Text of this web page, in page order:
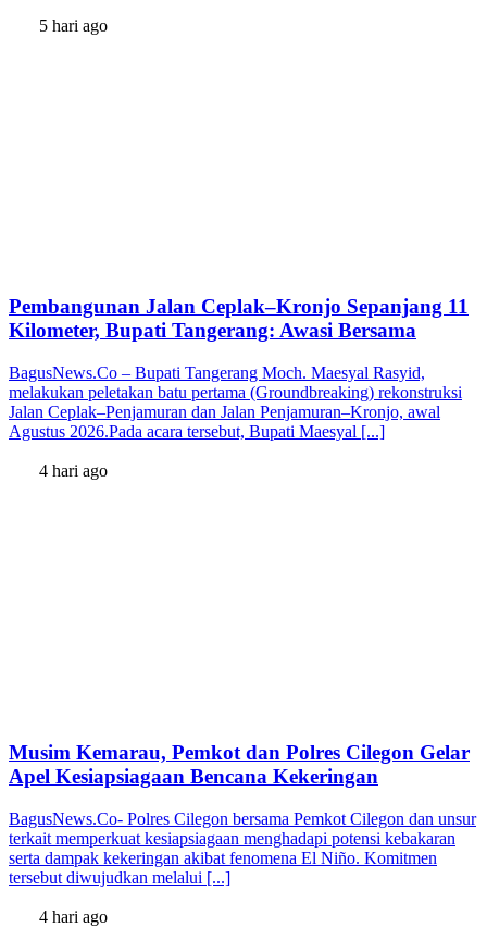
5 hari ago
Pembangunan Jalan Ceplak–Kronjo Sepanjang 11
Kilometer, Bupati Tangerang: Awasi Bersama
BagusNews.Co – Bupati Tangerang Moch. Maesyal Rasyid,
melakukan peletakan batu pertama (Groundbreaking) rekonstruksi
Jalan Ceplak–Penjamuran dan Jalan Penjamuran–Kronjo, awal
Agustus 2026.Pada acara tersebut, Bupati Maesyal [...]
4 hari ago
Musim Kemarau, Pemkot dan Polres Cilegon Gelar
Apel Kesiapsiagaan Bencana Kekeringan
BagusNews.Co- Polres Cilegon bersama Pemkot Cilegon dan unsur
terkait memperkuat kesiapsiagaan menghadapi potensi kebakaran
serta dampak kekeringan akibat fenomena El Niño. Komitmen
tersebut diwujudkan melalui [...]
4 hari ago